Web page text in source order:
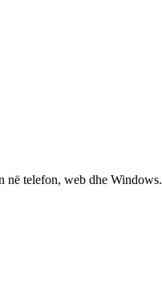
në telefon, web dhe Windows.